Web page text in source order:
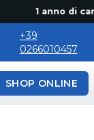
1 anno di
+39
0266010457
SHOP ONLINE